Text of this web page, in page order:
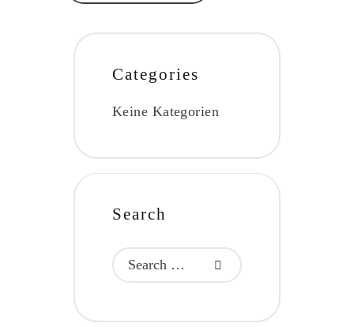
Categories
Keine Kategorien
Search